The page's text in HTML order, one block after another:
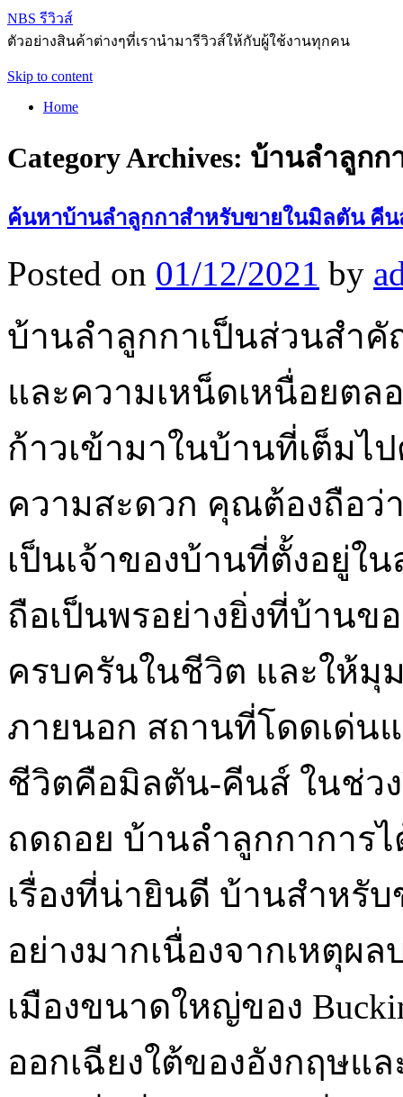
NBS รีวิวส์
ตัวอย่างสินค้าต่างๆที่เรานำมารีวิวส์ให้กับผู้ใช้งานทุกคน
Skip to content
Home
Category Archives: บ้านลำลูกก
ค้นหาบ้านลำลูกกาสำหรับขายในมิลตัน คีน
Posted on 01/12/2021 by
บ้านลำลูกกาเป็นส่วนสำคั
และความเหน็ดเหนื่อยตล
ก้าวเข้ามาในบ้านที่เต็มไ
ความสะดวก คุณต้องถือว่
เป็นเจ้าของบ้านที่ตั้งอยู่ใ
ถือเป็นพรอย่างยิ่งที่บ้าน
ครบครันในชีวิต และให้มุ
ภายนอก สถานที่โดดเด่น
ชีวิตคือมิลตัน-คีนส์ ในช่ว
ถดถอย บ้านลำลูกกาการ
เรื่องที่น่ายินดี บ้านสำหรั
อย่างมากเนื่องจากเหตุผล
เมืองขนาดใหญ่ของ
ออกเฉียงใต้ของอังกฤษแ